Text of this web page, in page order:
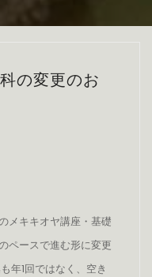
の変更のお
メキキオヤ講座・基礎
ペースで進む形に変更
年1回ではなく、空き